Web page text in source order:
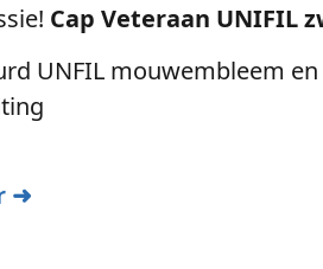
Cap Veteraan UNIFIL
UNFIL mouwembleem
➜